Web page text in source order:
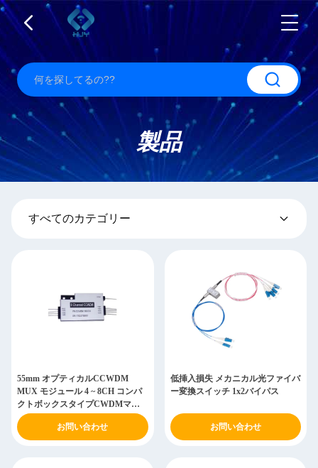
製品
すべてのカテゴリー
55mm オプティカルCCWDM
MUX モジュール 4 ~ 8CH コンパ
クトボックスタイプCWDMマル
チプレクサー
お問い合わせ
低挿入損失 メカニカル光ファイバ
ー変換スイッチ 1x2バイパス
お問い合わせ